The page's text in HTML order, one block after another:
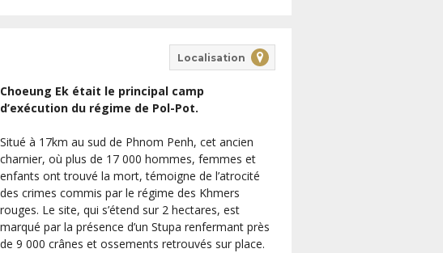
Localisation
Choeung Ek était le principal camp
d’exécution du régime de Pol-Pot.
Situé à 17km au sud de Phnom Penh, cet ancien
charnier, où plus de 17 000 hommes, femmes et
enfants ont trouvé la mort, témoigne de l’atrocité
des crimes commis par le régime des Khmers
rouges. Le site, qui s’étend sur 2 hectares, est
marqué par la présence d’un Stupa renfermant près
de 9 000 crânes et ossements retrouvés sur place.